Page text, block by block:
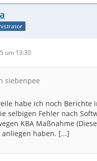
um 13:30
siebenpee
habe ich noch Berichte
selbigen Fehler nach
KBA Maßnahme
anliegen haben. [...]